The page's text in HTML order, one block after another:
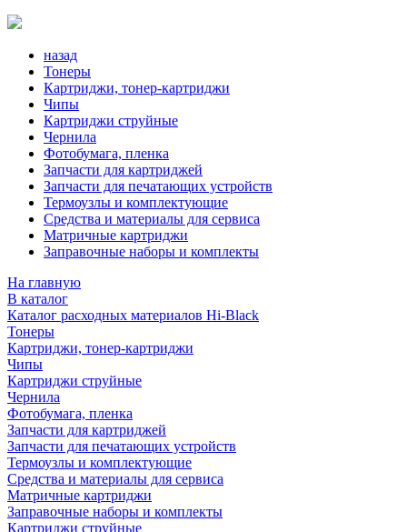
назад
Тонеры
Картриджи, тонер-картриджи
Чипы
Картриджи струйные
Чернила
Фотобумага, пленка
Запчасти для картриджей
Запчасти для печатающих устройств
Термоузлы и комплектующие
Средства и материалы для сервиса
Матричные картриджи
Заправочные наборы и комплекты
На главную
В каталог
Каталог расходных материалов Hi-Black
Тонеры
Картриджи, тонер-картриджи
Чипы
Картриджи струйные
Чернила
Фотобумага, пленка
Запчасти для картриджей
Запчасти для печатающих устройств
Термоузлы и комплектующие
Средства и материалы для сервиса
Матричные картриджи
Заправочные наборы и комплекты
Картриджи струйные